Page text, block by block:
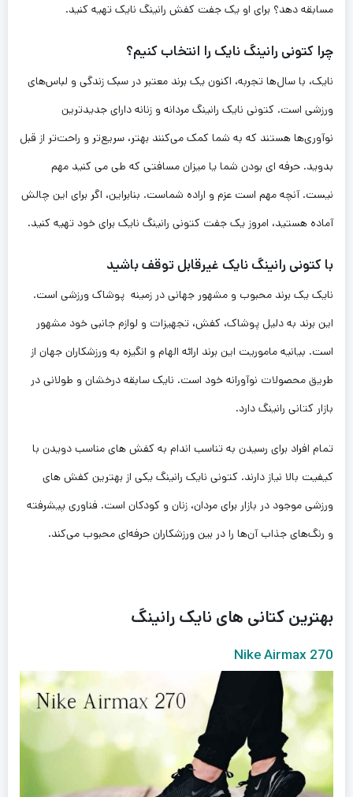
مسابقه دهد؟ برای او یک جفت کفش رانینگ نایک تهیه کنید.
چرا کتونی رانینگ نایک را انتخاب کنیم؟
نایک، با سال‌ها تجربه، اکنون یک برند معتبر در سبک زندگی و لباس‌های
ورزشی است. کتونی نایک رانینگ مردانه و زنانه دارای جدیدترین
نوآوری‌ها هستند که به شما کمک می‌کنند بهتر، سریع‌تر و راحت‌تر از قبل
بدوید. حرفه ای بودن شما یا میزان مسافتی که طی می کنید مهم
نیست. آنچه مهم است عزم و اراده شماست. بنابراین، اگر برای این چالش
آماده هستید، امروز یک جفت کتونی رانینگ نایک برای خود تهیه کنید.
با کتونی رانینگ نایک غیرقابل توقف باشید
نایک یک برند محبوب و مشهور جهانی در زمینه پوشاک ورزشی است.
این برند به دلیل پوشاک، کفش، تجهیزات و لوازم جانبی خود مشهور
است. بیانیه ماموریت این برند ارائه الهام و انگیزه به ورزشکاران جهان از
طریق محصولات نوآورانه خود است. نایک سابقه درخشان و طولانی در
بازار کتانی رانینگ دارد.
تمام افراد برای رسیدن به تناسب اندام به کفش های مناسب دویدن با
کیفیت بالا نیاز دارند. کتونی نایک رانینگ یکی از بهترین کفش های
ورزشی موجود در بازار برای مردان، زنان و کودکان است. فناوری پیشرفته
و رنگ‌های جذاب آن‌ها را در بین ورزشکاران حرفه‌ای محبوب می‌کند.
بهترین کتانی های نایک رانینگ
Nike Airmax 270